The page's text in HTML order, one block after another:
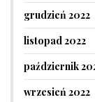
grudzień 2022
listopad 2022
październik
wrzesień 2022